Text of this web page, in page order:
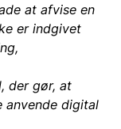
at afvise en
er indgivet
der gør, at
anvende digital